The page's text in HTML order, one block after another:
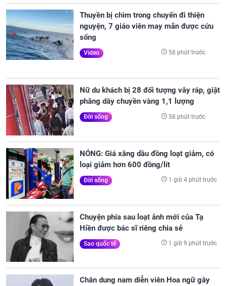
Thuyền bị chìm trong chuyến đi thiện
nguyện, 7 giáo viên may mắn được cứu
sống
Video 58 phút trước
Nữ du khách bị 28 đối tượng vây ráp, giật
phăng dây chuyền vàng 1,1 lượng
Đời sống 58 phút trước
NÓNG: Giá xăng dầu đồng loạt giảm, có
loại giảm hơn 600 đồng/lít
Đời sống 1 giờ 4 phút trước
Chuyện phía sau loạt ảnh mới của Tạ
Hiền được bác sĩ riêng chia sẻ
Sao quốc tế 1 giờ 9 phút trước
Chân dung nam diễn viên Hoa ngữ gây